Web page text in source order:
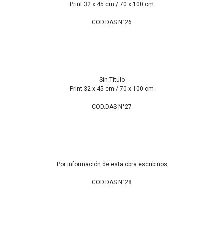
Print 32 x 45 cm / 70 x 100 cm
COD.DAS N°26
Sin Título
Print 32 x 45 cm / 70 x 100 cm
COD.DAS N°27
Por información de esta obra escribinos
COD.DAS N°28